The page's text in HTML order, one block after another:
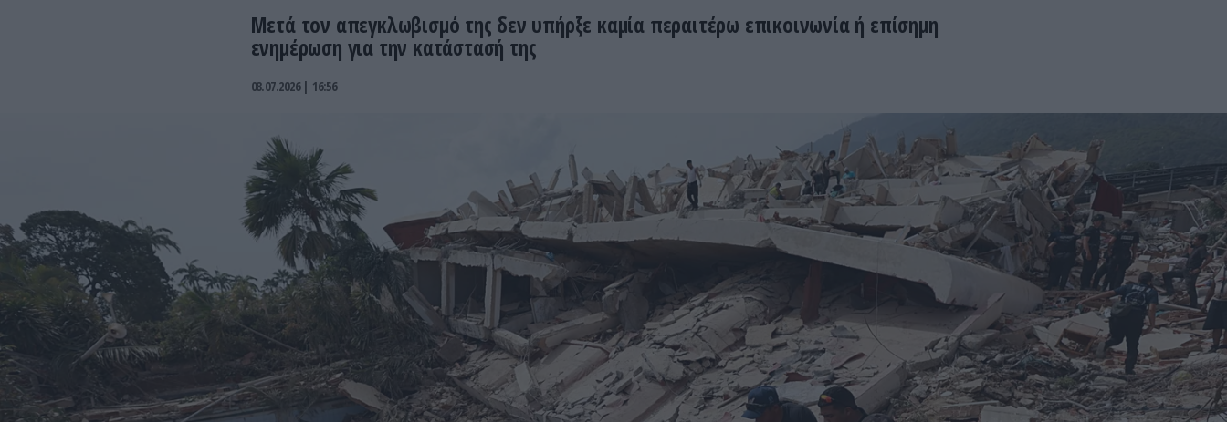
Μετά τον απεγκλωβισμό της δεν υπήρξε καμία περαιτέρω επικοινωνία ή επίσημη
ενημέρωση για την κατάστασή της
08.07.2026 | 16:56